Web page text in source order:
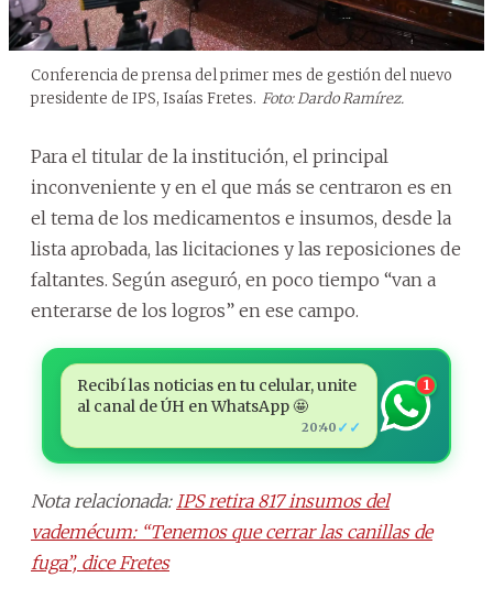
Conferencia de prensa del primer mes de gestión del nuevo
presidente de IPS, Isaías Fretes. Foto: Dardo Ramírez.
Para el titular de la institución, el principal
inconveniente y en el que más se centraron es en
el tema de los medicamentos e insumos, desde la
lista aprobada, las licitaciones y las reposiciones de
faltantes. Según aseguró, en poco tiempo “van a
enterarse de los logros” en ese campo.
Recibí las noticias en tu celular, unite
al canal de ÚH en WhatsApp 🤩
20:40 ✓✓
1
Nota relacionada:IPS retira 817 insumos del
vademécum: “Tenemos que cerrar las canillas de
fuga”, dice Fretes